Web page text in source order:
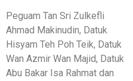
Peguam Tan Sri Zulkefli
Ahmad Makinudin, Datuk
Hisyam Teh Poh Teik, Datuk
Wan Azmir Wan Majid, Datuk
Abu Bakar Isa Rahmat dan